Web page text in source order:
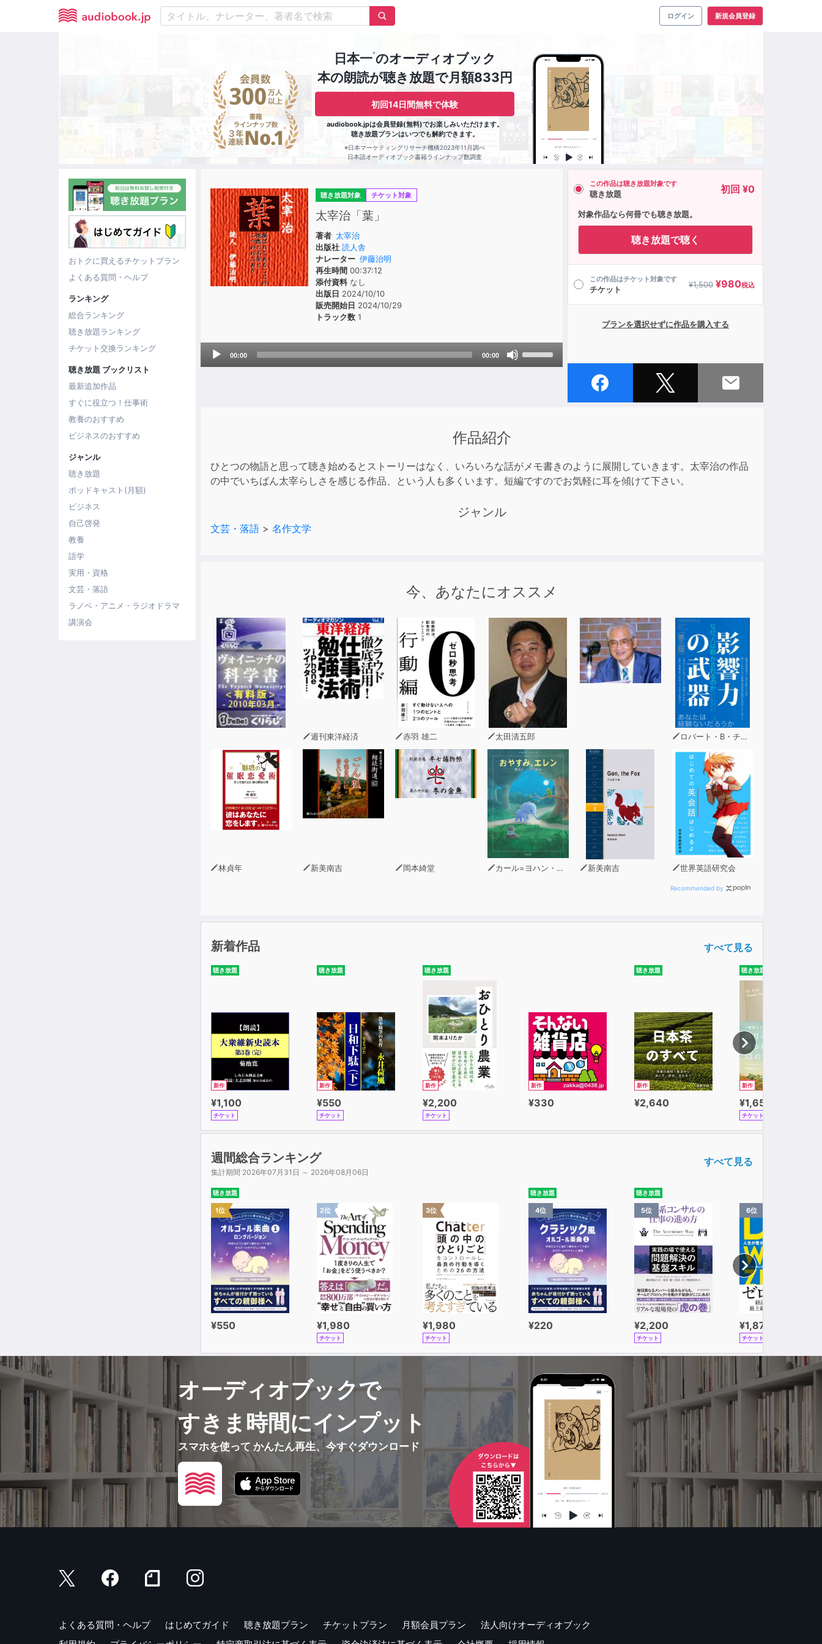
ログイン 新規会員登録
日本一※のオーディオブック
本の朗読が聴き放題で月額833円
初回14日間無料で体験
audiobook.jpは会員登録(無料)でお楽しみいただけます。
聴き放題プランはいつでも解約できます。
※日本マーケティングリサーチ機構2023年11月調べ
日本語オーディオブック書籍ラインナップ数調査
おトクに買えるチケットプラン
よくある質問・ヘルプ
ランキング
総合ランキング
聴き放題ランキング
チケット交換ランキング
聴き放題 ブックリスト
最新追加作品
すぐに役立つ！仕事術
教養のおすすめ
ビジネスのおすすめ
ジャンル
聴き放題
ポッドキャスト(月額)
ビジネス
自己啓発
教養
語学
実用・資格
文芸・落語
ラノベ・アニメ・ラジオドラマ
講演会
聴き放題対象 チケット対象
太宰治「葉」
著者 太宰治
出版社 読人舎
ナレーター 伊藤治明
再生時間 00:37:12
添付資料なし
出版日 2024/10/10
販売開始日 2024/10/29
トラック数 1
Audio
00:00 00:00
volume.
この作品は聴き放題対象です
聴き放題 初回 ¥0
対象作品なら何冊でも聴き放題。
聴き放題で聴く
この作品はチケット対象です
チケット ¥1,500 ¥980税込
プランを選択せずに作品を購入する
作品紹介
ひとつの物語と思って聴き始めるとストーリーはなく、いろいろな話がメモ書きのように展開していきます。太宰治の作品
の中でいちばん太宰らしさを感じる作品、という人も多くいます。短編ですのでお気軽に耳を傾けて下さい。
ジャンル
文芸・落語 > 名作文学
今、あなたにオススメ
週刊東洋経済 赤羽 雄二 太田清五郎 ロバート・B・チャルディーニ
林貞年 新美南吉 岡本綺堂 カール=ヨハン・エリーン（著） 新美南吉 世界英語研究会
Recommended by
新着作品 すべて見る
聴き放題
新作
¥1,100
チケット
聴き放題
新作
¥550
チケット
聴き放題
新作
¥2,200
チケット
新作
¥330
聴き放題
新作
¥2,640
聴き放題
新作
¥1,650
チケット
週間総合ランキング
集計期間 2026年07月31日 ～ 2026年08月06日
すべて見る
聴き放題
1位
¥550
2位
¥1,980
チケット
3位
¥1,980
チケット
聴き放題
4位
¥220
聴き放題
5位
¥2,200
チケット
6位
¥1,870
チケット
オーディオブックで
すきま時間にインプット
スマホを使って かんたん再生、今すぐダウンロード
よくある質問・ヘルプ はじめてガイド 聴き放題プラン チケットプラン 月額会員プラン
法人向けオーディオブック